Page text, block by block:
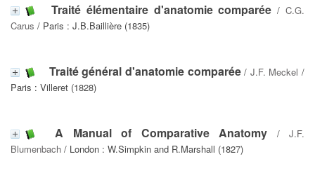
Traité élémentaire d'anatomie comparée /C.G.
Carus / Paris : J.B.Baillière (1835)
Traité général d'anatomie comparée/ J.F. Meckel /
Paris : Villeret (1828)
A Manual of Comparative Anatomy /J.F.
Blumenbach / London : W.Simpkin and R.Marshall (1827)